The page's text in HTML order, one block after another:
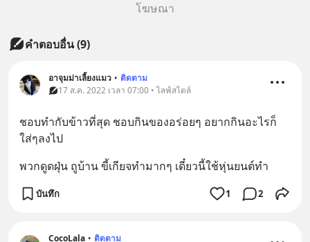
โฆษณา
คำตอบอื่น(9)
อาจุมม่าเลี้ยงแมว • ติดตาม
17 ส.ค. 2022 เวลา 07:00 • ไลฟ์สไตล์
ชอบทำกับข้าวที่สุด ชอบกินของอร่อยๆ อยากกินอะไรก็
ใส่ๆลงไป
พวกดูดฝุ่น ถูบ้าน ขี้เกียจทำมากๆ เดี๋ยวนี้ใช้หุ่นยนต์ทำ
บันทึก 1 2
CocoLala • ติดตาม